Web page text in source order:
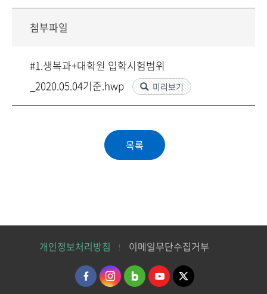
첨부파일
#1.생복과+대학원 입학시험범위
_2020.05.04기준.hwp
미리보기
개인정보처리방침 이메일무단수집거부